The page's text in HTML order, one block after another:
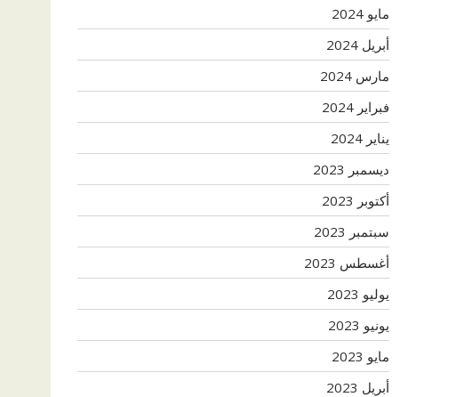
مايو 2024
أبريل 2024
مارس 2024
فبراير 2024
يناير 2024
ديسمبر 2023
أكتوبر 2023
سبتمبر 2023
أغسطس 2023
يوليو 2023
يونيو 2023
مايو 2023
أبريل 2023